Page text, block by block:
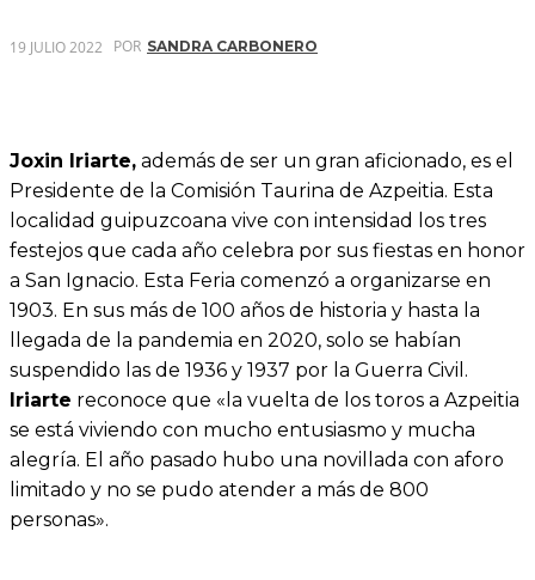
19 JULIO 2022 POR SANDRA CARBONERO
Joxin Iriarte, además de ser un gran aficionado, es el
Presidente de la Comisión Taurina de Azpeitia. Esta
localidad guipuzcoana vive con intensidad los tres
festejos que cada año celebra por sus fiestas en honor
a San Ignacio. Esta Feria comenzó a organizarse en
1903. En sus más de 100 años de historia y hasta la
llegada de la pandemia en 2020, solo se habían
suspendido las de 1936 y 1937 por la Guerra Civil.
Iriarte reconoce que «la vuelta de los toros a Azpeitia
se está viviendo con mucho entusiasmo y mucha
alegría. El año pasado hubo una novillada con aforo
limitado y no se pudo atender a más de 800
personas».